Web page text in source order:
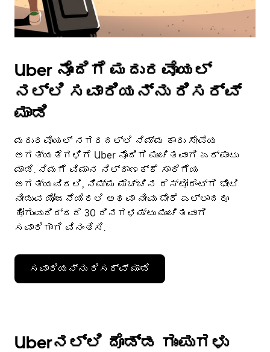
Uber ನೊಂದಿಗೆ ಮದುರವೊಯಲ್
ನಲ್ಲಿ ಸವಾರಿಯನ್ನು ರಿಸರ್ವ್
ಮಾಡಿ
ಮದುರವೊಯಲ್ ನಗರದಲ್ಲಿ ನಿಮ್ಮ ಕಾರು ಸೇವೆಯ
ಅಗತ್ಯತೆಗಳಿಗೆ Uber ನೊಂದಿಗೆ ಮುಂಚಿತವಾಗಿ ಏರ್ಪಾಟು
ಮಾಡಿ. ನಿಮಗೆ ವಿಮಾನ ನಿಲ್ದಾಣಕ್ಕೆ ಸಾರಿಗೆಯ
ಅಗತ್ಯವಿರಲಿ, ನಿಮ್ಮ ಮೆಚ್ಚಿನ ರೆಸ್ಟೋರೆಂಟ್‌ಗೆ ಭೇಟಿ
ನೀಡುವ ಯೋಜನೆಯಿರಲಿ ಅಥವಾ ನೀವು ಬೇರೆ ಎಲ್ಲಾದರೂ
ಹೋಗುವುದಿದ್ದರೆ 30 ದಿನಗಳಷ್ಟು ಮುಂಚಿತವಾಗಿ
ಸವಾರಿಗಾಗಿ ವಿನಂತಿಸಿ.
ಸವಾರಿಯನ್ನು ರಿಸರ್ವ್ ಮಾಡಿ
Uberನಲ್ಲಿ ದೊಡ್ಡ ಗುಂಪುಗಳು